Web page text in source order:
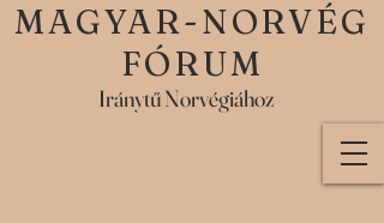
MAGYAR-NORVÉG
FÓRUM
Iránytű Norvégiához